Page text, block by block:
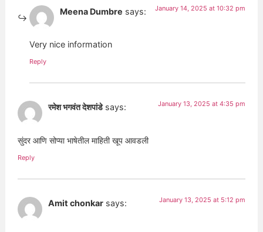
Meena Dumbre says: January 14, 2025 at 10:32 pm
Very nice information
Reply
रमेश भगवंत देशपांडे says: January 13, 2025 at 4:35 pm
सुंदर आणि सोप्या भाषेतील माहिती खूप आवडली
Reply
Amit chonkar says: January 13, 2025 at 5:12 pm